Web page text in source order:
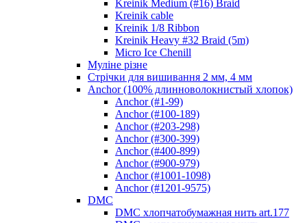
Kreinik Medium (#16) Braid
Kreinik cable
Kreinik 1/8 Ribbon
Kreinik Heavy #32 Braid (5m)
Micro Ice Chenill
Муліне різне
Стрічки для вишивання 2 мм, 4 мм
Anchor (100% длинноволокнистый хлопок)
Anchor (#1-99)
Anchor (#100-189)
Anchor (#203-298)
Anchor (#300-399)
Anchor (#400-899)
Anchor (#900-979)
Anchor (#1001-1098)
Anchor (#1201-9575)
DMC
DMC хлопчатобумажная нить art.177